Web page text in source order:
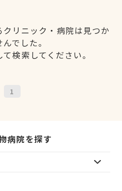
リニック・病院は見つか
でした。
検索してください。
1
病院を探す